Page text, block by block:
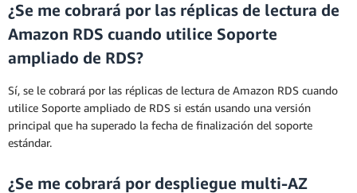
¿Se me cobrará por las réplicas de lectura de
Amazon RDS cuando utilice Soporte
ampliado de RDS?
Sí, se le cobrará por las réplicas de lectura de Amazon RDS cuando
utilice Soporte ampliado de RDS si están usando una versión
principal que ha superado la fecha de finalización del soporte
estándar.
¿Se me cobrará por despliegue multi-AZ